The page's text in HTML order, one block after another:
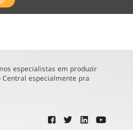
especialistas em produzir
especialmente pra